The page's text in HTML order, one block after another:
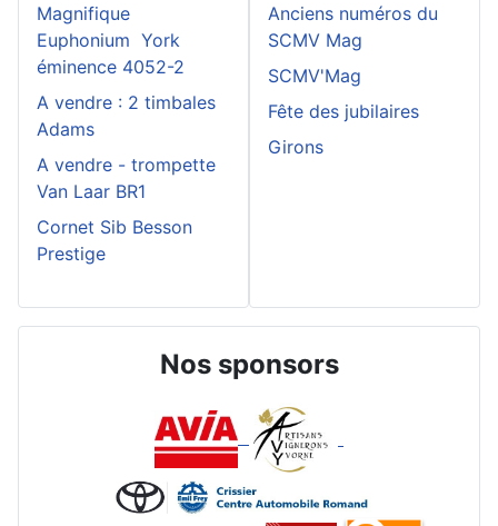
Magnifique
Euphonium York
éminence 4052-2
A vendre : 2 timbales
Adams
A vendre - trompette
Van Laar BR1
Cornet Sib Besson
Prestige
Anciens numéros du
SCMV Mag
SCMV'Mag
Fête des jubilaires
Girons
Nos sponsors